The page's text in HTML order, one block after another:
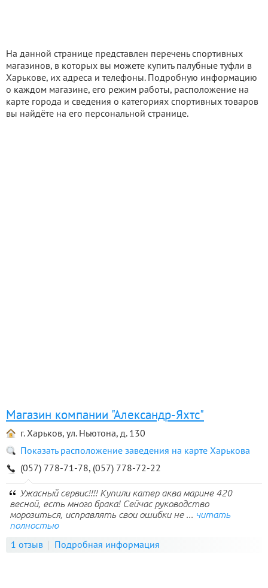
На данной странице представлен перечень спортивных
магазинов, в которых вы можете купить палубные туфли в
Харькове, их адреса и телефоны. Подробную информацию
о каждом магазине, его режим работы, расположение на
карте города и сведения о категориях спортивных товаров
вы найдёте на его персональной странице.
Магазин компании "Александр-Яхтс"
г. Харьков, ул. Ньютона, д. 130
Показать расположение заведения на карте Харькова
(057) 778-71-78, (057) 778-72-22
Ужасный сервис!!!! Купили катер аква марине 420
весной, есть много брака! Сейчас руководство
морозиться, исправлять свои ошибки не ... читать
полностью
1 отзыв Подробная информация